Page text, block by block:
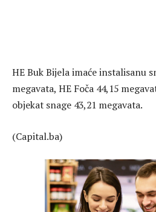
HE Buk Bijela imaće instalisanu
megavata, HE Foča 44,15
objekat snage 43,21 megavata.
(Capital.ba)